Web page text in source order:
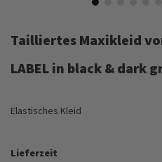
Anfang
der
Bildergalerie
springen
Tailliertes Maxikleid
LABEL in black & dark
Elastisches Kleid
Lieferzeit